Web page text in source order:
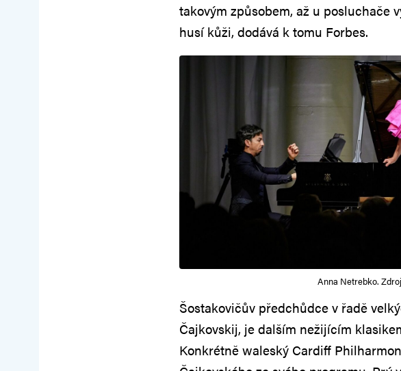
takovým způsobem, až u posluchače
husí kůži, dodává k tomu Forbes.
Anna Netrebko.
Šostakovičův předchůdce v řadě
Čajkovskij, je dalším nežijícím
Konkrétně waleský Cardiff